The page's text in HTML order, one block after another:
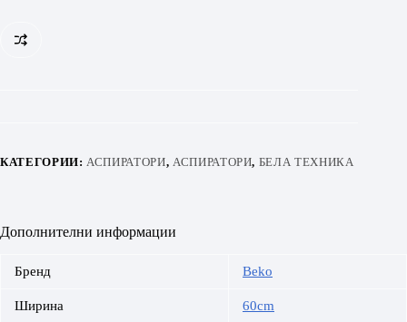
КАТЕГОРИИ: АСПИРАТОРИ, АСПИРАТОРИ, БЕЛА ТЕХНИКА
Дополнителни информации
Бренд Beko
Ширина 60cm